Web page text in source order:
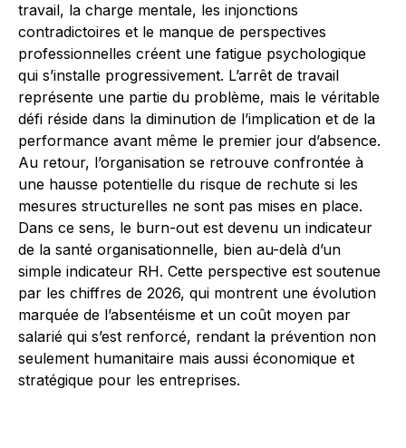
travail, la charge mentale, les injonctions
contradictoires et le manque de perspectives
professionnelles créent une fatigue psychologique
qui s’installe progressivement. L’arrêt de travail
représente une partie du problème, mais le véritable
défi réside dans la diminution de l’implication et de la
performance avant même le premier jour d’absence.
Au retour, l’organisation se retrouve confrontée à
une hausse potentielle du risque de rechute si les
mesures structurelles ne sont pas mises en place.
Dans ce sens, le burn-out est devenu un indicateur
de la santé organisationnelle, bien au-delà d’un
simple indicateur RH. Cette perspective est soutenue
par les chiffres de 2026, qui montrent une évolution
marquée de l’absentéisme et un coût moyen par
salarié qui s’est renforcé, rendant la prévention non
seulement humanitaire mais aussi économique et
stratégique pour les entreprises.